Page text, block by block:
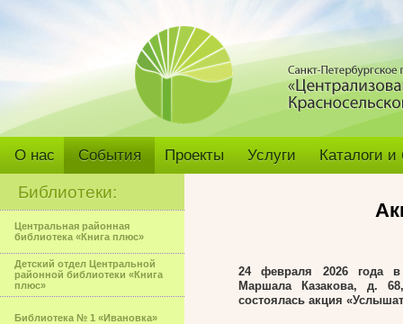
О нас События Проекты Услуги Каталоги
Библиотеки:
Центральная районная
библиотека «Книга плюс»
Детский отдел Центральной
районной библиотеки «Книга
плюс»
Библиотека № 1 «Ивановка»
24 февраля 2026 года в
Маршала Казакова, д.
состоялась акция